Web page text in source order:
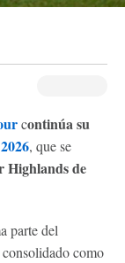
continúa su
, que se
Highlands de
parte del
como